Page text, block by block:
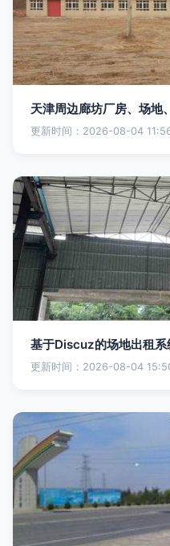
天津周边廊坊厂房、场地
更新时间：2026-08-04
基于Discuz的场地出租
更新时间：2026-08-04